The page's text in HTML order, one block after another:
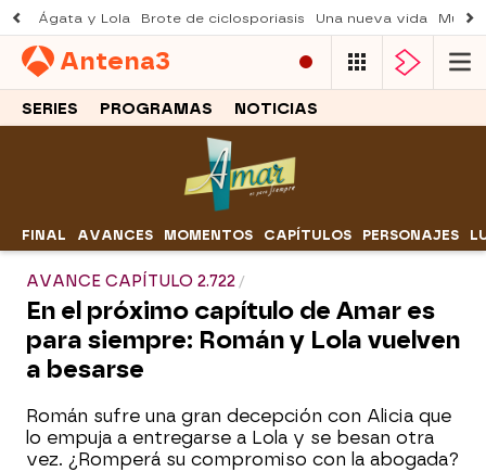
Ágata y Lola Brote de ciclosporiasis Una nueva vida
Antena3
SERIES PROGRAMAS NOTICIAS
FINAL AVANCES MOMENTOS CAPÍTULOS PERSONAJES
AVANCE CAPÍTULO 2.722
En el próximo capítulo de Amar es
para siempre: Román y Lola vuelven
a besarse
Román sufre una gran decepción con Alicia que
lo empuja a entregarse a Lola y se besan otra
vez. ¿Romperá su compromiso con la abogada?